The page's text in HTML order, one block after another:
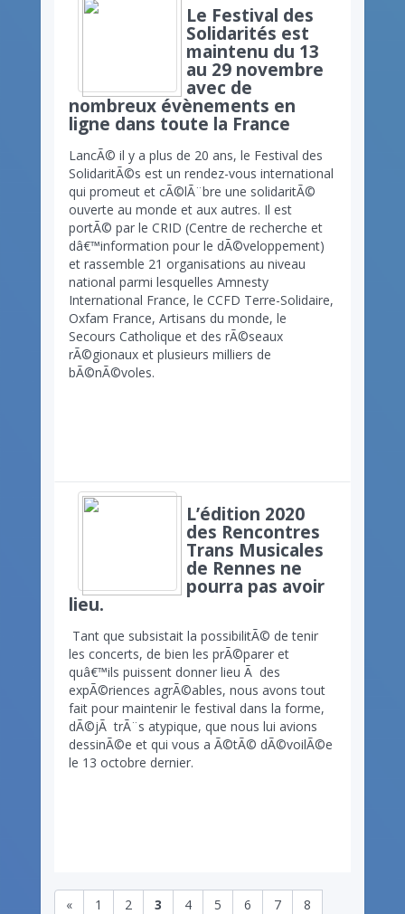
Le Festival des
Solidarités est
maintenu du 13
au 29 novembre
avec de
nombreux évènements en
ligne dans toute la France
LancÃ© il y a plus de 20 ans, le Festival des
SolidaritÃ©s est un rendez-vous international
qui promeut et cÃ©lÃ¨bre une solidaritÃ©
ouverte au monde et aux autres. Il est
portÃ© par le CRID (Centre de recherche et
dâ€™information pour le dÃ©veloppement)
et rassemble 21 organisations au niveau
national parmi lesquelles Amnesty
International France, le CCFD Terre-Solidaire,
Oxfam France, Artisans du monde, le
Secours Catholique et des rÃ©seaux
rÃ©gionaux et plusieurs milliers de
bÃ©nÃ©voles.
L’édition 2020
des Rencontres
Trans Musicales
de Rennes ne
pourra pas avoir
lieu.
Tant que subsistait la possibilitÃ© de tenir
les concerts, de bien les prÃ©parer et
quâ€™ils puissent donner lieu Ã des
expÃ©riences agrÃ©ables, nous avons tout
fait pour maintenir le festival dans la forme,
dÃ©jÃ trÃ¨s atypique, que nous lui avions
dessinÃ©e et qui vous a Ã©tÃ© dÃ©voilÃ©e
le 13 octobre dernier.
« 1 2 3 4 5 6 7
8